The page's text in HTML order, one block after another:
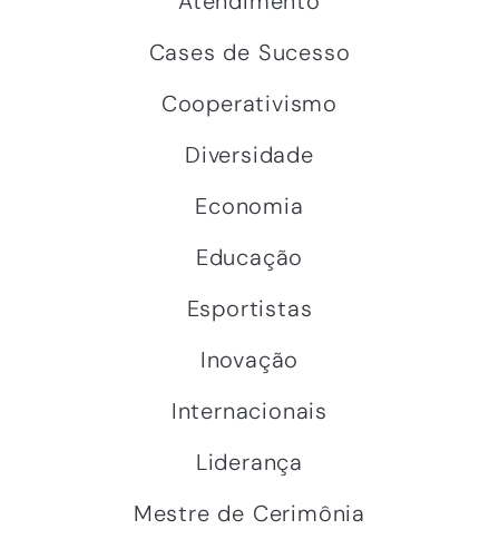
Cases de Sucesso
Cooperativismo
Diversidade
Economia
Educação
Esportistas
Inovação
Internacionais
Liderança
Mestre de Cerimônia